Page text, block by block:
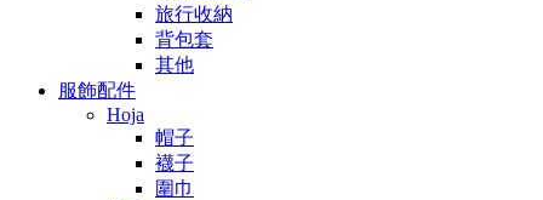
旅行收納
背包套
其他
服飾配件
Hoja
帽子
襪子
圍巾